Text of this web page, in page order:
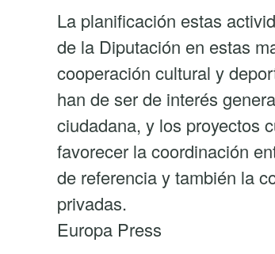
La planificación estas
de la Diputación en estas
cooperación cultural y
han de ser de interés
ciudadana, y los proyectos
favorecer la coordinación
de referencia y también la
privadas.
Europa Press